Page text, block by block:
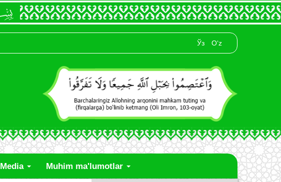
Ўз O‘z
Media Muhim ma'lumotlar